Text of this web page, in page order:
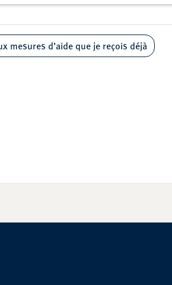
mesures d’aide que je reçois déjà